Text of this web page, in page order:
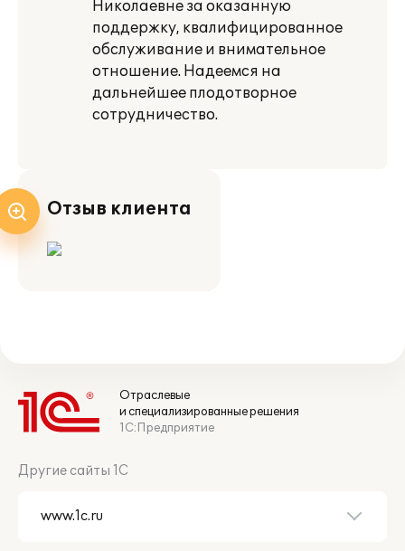
Николаевне за оказанную
поддержку, квалифицированное
обслуживание и внимательное
отношение. Надеемся на
дальнейшее плодотворное
сотрудничество.
Отзыв клиента
Отраслевые
и специализированные решения
1С:Предприятие
Другие сайты 1С